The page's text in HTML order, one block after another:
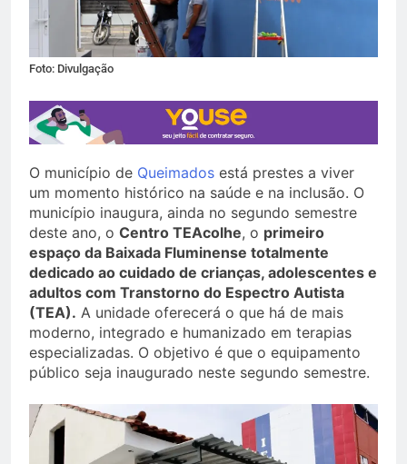
Foto: Divulgação
O município de Queimados está prestes a viver
um momento histórico na saúde e na inclusão. O
município inaugura, ainda no segundo semestre
deste ano, o Centro TEAcolhe, o primeiro
espaço da Baixada Fluminense totalmente
dedicado ao cuidado de crianças, adolescentes e
adultos com Transtorno do Espectro Autista
(TEA). A unidade oferecerá o que há de mais
moderno, integrado e humanizado em terapias
especializadas. O objetivo é que o equipamento
público seja inaugurado neste segundo semestre.